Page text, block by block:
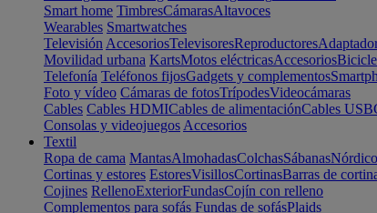
Smart home TimbresCámarasAltavoces
Wearables Smartwatches
Televisión AccesoriosTelevisoresReproductores
Movilidad urbana KartsMotos eléctricasAccesorios
Telefonía Teléfonos fijosGadgets y complementos
Foto y vídeo Cámaras de fotosTrípodesVideocámaras
Cables Cables HDMICables de alimentaciónCables USB
Consolas y videojuegos Accesorios
Textil
Ropa de cama MantasAlmohadasColchasSábanas
Cortinas y estores EstoresVisillosCortinasBarras de
Cojines RellenoExteriorFundasCojín con relleno
Complementos para sofás Fundas de sofásPlaids